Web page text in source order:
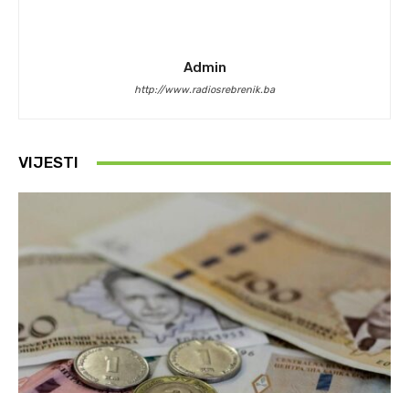
Admin
http://www.radiosrebrenik.ba
VIJESTI